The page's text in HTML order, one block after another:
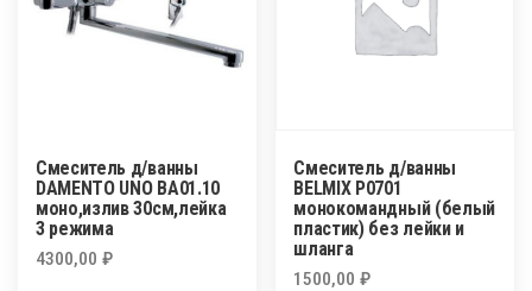
Смеситель д/ванны
DAMENTO UNO ВА01.10
моно,излив 30см,лейка
3 режима
4300,00 ₽
Смеситель д/ванны
BELMIX P0701
монокомандный (белый
пластик) без лейки и
шланга
1500,00₽